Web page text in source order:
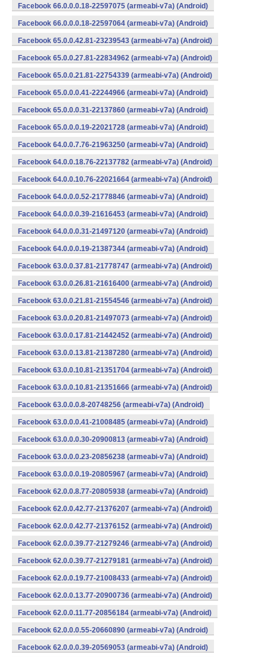
Facebook 66.0.0.0.18-22597075 (armeabi-v7a) (Android)
Facebook 66.0.0.0.18-22597064 (armeabi-v7a) (Android)
Facebook 65.0.0.42.81-23239543 (armeabi-v7a) (Android)
Facebook 65.0.0.27.81-22834962 (armeabi-v7a) (Android)
Facebook 65.0.0.21.81-22754339 (armeabi-v7a) (Android)
Facebook 65.0.0.0.41-22244966 (armeabi-v7a) (Android)
Facebook 65.0.0.0.31-22137860 (armeabi-v7a) (Android)
Facebook 65.0.0.0.19-22021728 (armeabi-v7a) (Android)
Facebook 64.0.0.7.76-21963250 (armeabi-v7a) (Android)
Facebook 64.0.0.18.76-22137782 (armeabi-v7a) (Android)
Facebook 64.0.0.10.76-22021664 (armeabi-v7a) (Android)
Facebook 64.0.0.0.52-21778846 (armeabi-v7a) (Android)
Facebook 64.0.0.0.39-21616453 (armeabi-v7a) (Android)
Facebook 64.0.0.0.31-21497120 (armeabi-v7a) (Android)
Facebook 64.0.0.0.19-21387344 (armeabi-v7a) (Android)
Facebook 63.0.0.37.81-21778747 (armeabi-v7a) (Android)
Facebook 63.0.0.26.81-21616400 (armeabi-v7a) (Android)
Facebook 63.0.0.21.81-21554546 (armeabi-v7a) (Android)
Facebook 63.0.0.20.81-21497073 (armeabi-v7a) (Android)
Facebook 63.0.0.17.81-21442452 (armeabi-v7a) (Android)
Facebook 63.0.0.13.81-21387280 (armeabi-v7a) (Android)
Facebook 63.0.0.10.81-21351704 (armeabi-v7a) (Android)
Facebook 63.0.0.10.81-21351666 (armeabi-v7a) (Android)
Facebook 63.0.0.0.8-20748256 (armeabi-v7a) (Android)
Facebook 63.0.0.0.41-21008485 (armeabi-v7a) (Android)
Facebook 63.0.0.0.30-20900813 (armeabi-v7a) (Android)
Facebook 63.0.0.0.23-20856238 (armeabi-v7a) (Android)
Facebook 63.0.0.0.19-20805967 (armeabi-v7a) (Android)
Facebook 62.0.0.8.77-20805938 (armeabi-v7a) (Android)
Facebook 62.0.0.42.77-21376207 (armeabi-v7a) (Android)
Facebook 62.0.0.42.77-21376152 (armeabi-v7a) (Android)
Facebook 62.0.0.39.77-21279246 (armeabi-v7a) (Android)
Facebook 62.0.0.39.77-21279181 (armeabi-v7a) (Android)
Facebook 62.0.0.19.77-21008433 (armeabi-v7a) (Android)
Facebook 62.0.0.13.77-20900736 (armeabi-v7a) (Android)
Facebook 62.0.0.11.77-20856184 (armeabi-v7a) (Android)
Facebook 62.0.0.0.55-20660890 (armeabi-v7a) (Android)
Facebook 62.0.0.0.39-20569053 (armeabi-v7a) (Android)